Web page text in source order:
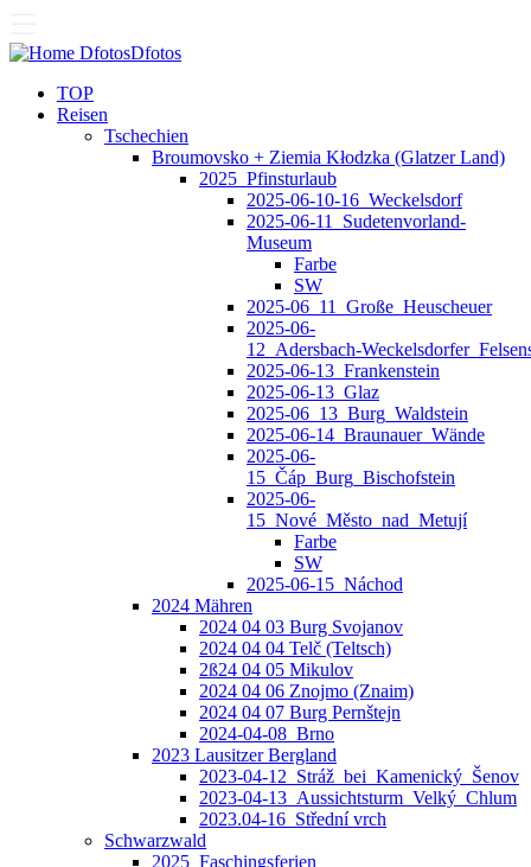
DfotosDfotos
TOP
Reisen
Tschechien
Broumovsko + Ziemia Kłodzka (Glatzer Land)
2025_Pfinsturlaub
2025-06-10-16_Weckelsdorf
2025-06-11_Sudetenvorland-
Museum
Farbe
SW
2025-06_11_Große_Heuscheuer
2025-06-
2025-06-13_Frankenstein
2025-06-13_Glaz
2025-06_13_Burg_Waldstein
2025-06-14_Braunauer_Wände
2025-06-
15_Čáp_Burg_Bischofstein
2025-06-
15_Nové_Město_nad_Metují
Farbe
SW
2025-06-15_Náchod
2024 Mähren
2024 04 03 Burg Svojanov
2024 04 04 Telč (Teltsch)
2ß24 04 05 Mikulov
2024 04 06 Znojmo (Znaim)
2024 04 07 Burg Pernštejn
2024-04-08_Brno
2023 Lausitzer Bergland
2023-04-12_Stráž_bei_Kamenický_Šenov
2023-04-13_Aussichtsturm_Velký_Chlum
2023.04-16_Střední vrch
Schwarzwald
2025_Faschingsferien